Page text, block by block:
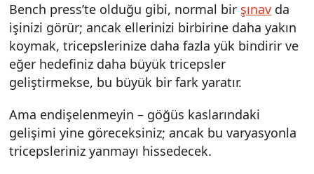
Bench press’te olduğu gibi, normal bir şınav da
işinizi görür; ancak ellerinizi birbirine daha yakın
koymak, tricepslerinize daha fazla yük bindirir ve
eğer hedefiniz daha büyük tricepsler
geliştirmekse, bu büyük bir fark yaratır.
Ama endişelenmeyin – göğüs kaslarındaki
gelişimi yine göreceksiniz; ancak bu varyasyonla
tricepsleriniz yanmayı hissedecek.